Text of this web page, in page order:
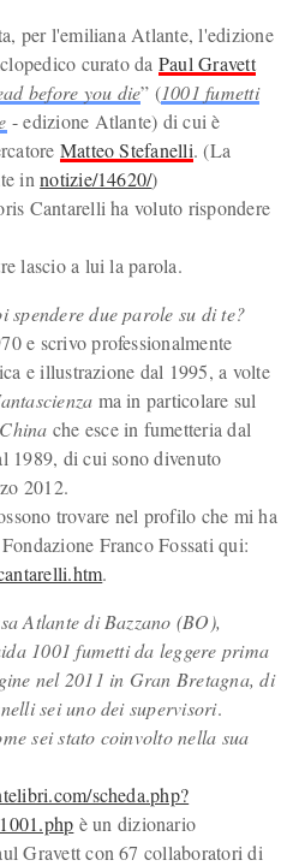
per l'emiliana Atlante, l'edizione
curato da Paul Gravett
before you die” (1001 fumetti
- edizione Atlante) di cui è
Matteo Stefanelli. (La
innotizie/14620/)
Cantarelli ha voluto rispondere
lascio a lui la parola.
spendere due parole su di te?
e scrivo professionalmente
e illustrazione dal 1995, a volte
ma in particolare sul
che esce in fumetteria dal
1989, di cui sono divenuto
2012.
trovare nel profilo che mi ha
Franco Fossati qui:
.
Atlante di Bazzano (BO),
1001 fumetti da leggere prima
nel 2011 in Gran Bretagna, di
sei uno dei supervisori.
sei stato coinvolto nella sua
scheda.php?
è un dizionario
Gravett con 67 collaboratori di